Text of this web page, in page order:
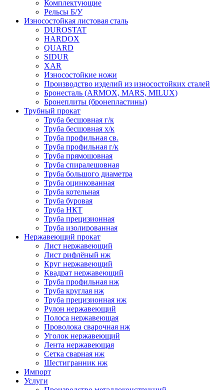
Комплектующие
Рельсы Б/У
Износостойкая листовая сталь
DUROSTAT
HARDOX
QUARD
SIDUR
XAR
Износостойкие ножи
Производство изделий из износостойких сталей
Бронесталь (ARMOX, MARS, MILUX)
Бронеплиты (бронепластины)
Трубный прокат
Труба бесшовная г/к
Труба бесшовная х/к
Труба профильная св.
Труба профильная г/к
Труба прямошовная
Труба спиралешовная
Труба большого диаметра
Труба оцинкованная
Труба котельная
Труба буровая
Труба НКТ
Труба прецизионная
Труба изолированная
Нержавеющий прокат
Лист нержавеющий
Лист рифлёный нж
Круг нержавеющий
Квадрат нержавеющий
Труба профильная нж
Труба круглая нж
Труба прецизионная нж
Рулон нержавеющий
Полоса нержавеющая
Проволока сварочная нж
Уголок нержавеющий
Лента нержавеющая
Сетка сварная нж
Шестигранник нж
Импорт
Услуги